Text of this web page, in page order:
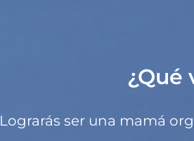
¿Qué
Lograrás ser una mamá